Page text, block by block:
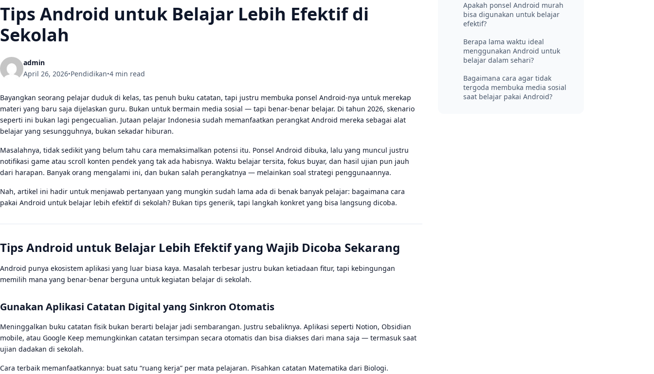
Tips Android untuk Belajar Lebih Efektif di
Sekolah
admin
April 26, 2026•Pendidikan•4 min read
Bayangkan seorang pelajar duduk di kelas, tas penuh buku catatan, tapi justru membuka ponsel Android-nya untuk merekap
materi yang baru saja dijelaskan guru. Bukan untuk bermain media sosial — tapi benar-benar belajar. Di tahun 2026, skenario
seperti ini bukan lagi pengecualian. Jutaan pelajar Indonesia sudah memanfaatkan perangkat Android mereka sebagai alat
belajar yang sesungguhnya, bukan sekadar hiburan.
Masalahnya, tidak sedikit yang belum tahu cara memaksimalkan potensi itu. Ponsel Android dibuka, lalu yang muncul justru
notifikasi game atau scroll konten pendek yang tak ada habisnya. Waktu belajar tersita, fokus buyar, dan hasil ujian pun jauh
dari harapan. Banyak orang mengalami ini, dan bukan salah perangkatnya — melainkan soal strategi penggunaannya.
Nah, artikel ini hadir untuk menjawab pertanyaan yang mungkin sudah lama ada di benak banyak pelajar: bagaimana cara
pakai Android untuk belajar lebih efektif di sekolah? Bukan tips generik, tapi langkah konkret yang bisa langsung dicoba.
Tips Android untuk Belajar Lebih Efektif yang Wajib Dicoba Sekarang
Android punya ekosistem aplikasi yang luar biasa kaya. Masalah terbesar justru bukan ketiadaan fitur, tapi kebingungan
memilih mana yang benar-benar berguna untuk kegiatan belajar di sekolah.
Gunakan Aplikasi Catatan Digital yang Sinkron Otomatis
Meninggalkan buku catatan fisik bukan berarti belajar jadi sembarangan. Justru sebaliknya. Aplikasi seperti Notion, Obsidian
mobile, atau Google Keep memungkinkan catatan tersimpan secara otomatis dan bisa diakses dari mana saja — termasuk saat
ujian dadakan di sekolah.
Cara terbaik memanfaatkannya: buat satu “ruang kerja” per mata pelajaran. Pisahkan catatan Matematika dari Biologi.
Apakah ponsel Android murah
bisa digunakan untuk belajar
efektif?
Berapa lama waktu ideal
menggunakan Android untuk
belajar dalam sehari?
Bagaimana cara agar tidak
tergoda membuka media sosial
saat belajar pakai Android?